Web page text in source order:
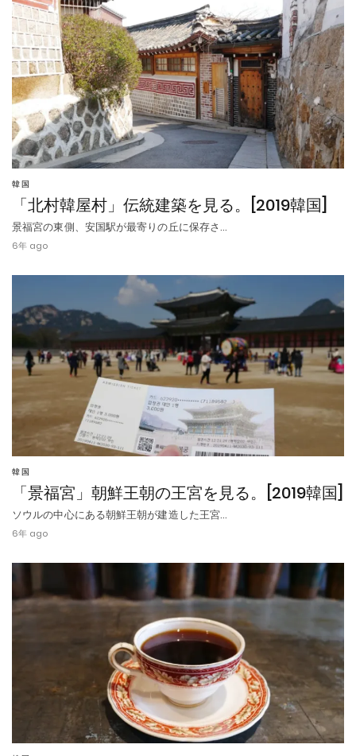
韓国
「北村韓屋村」伝統建築を見る。[2019韓国]
景福宮の東側、安国駅が最寄りの丘に保存さ…
6年 ago
韓国
「景福宮」朝鮮王朝の王宮を見る。[2019韓国]
ソウルの中心にある朝鮮王朝が建造した王宮…
6年 ago